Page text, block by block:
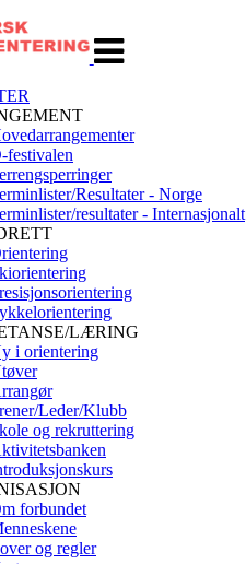
navigasjon
festivalen
Resultater - Norge
resultater - Internasjonalt
LÆRING
i orientering
Leder/Klubb
og rekruttering
forbundet
og regler